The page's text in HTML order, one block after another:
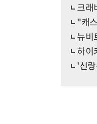
크래
"캐
뉴비
하이
'신